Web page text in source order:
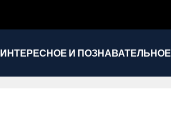
ИНТЕРЕСНОЕ И ПОЗНАВАТЕЛЬНОЕ